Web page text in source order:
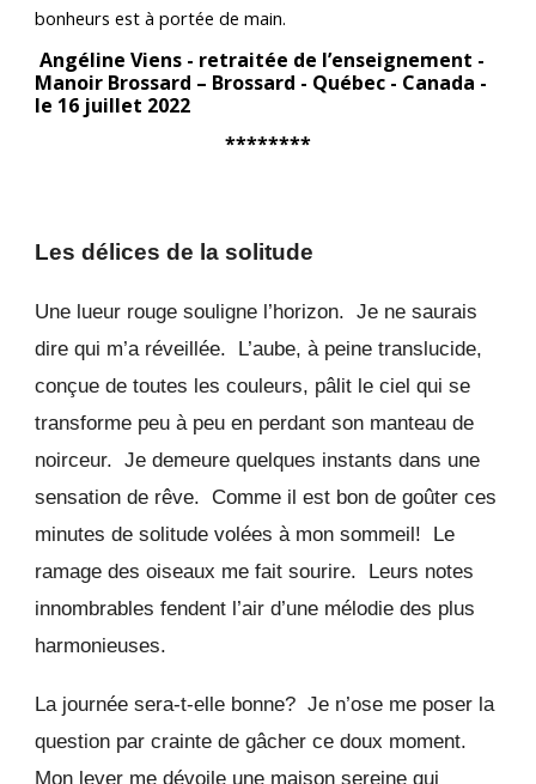
bonheurs est à portée de main.
Angéline Viens - retraitée de l’enseignement -
Manoir Brossard – Brossard - Québec - Canada -
le 16 juillet 2022
********
Les délices de la solitude
Une lueur rouge souligne l’horizon. Je ne saurais
dire qui m’a réveillée. L’aube, à peine translucide,
conçue de toutes les couleurs, pâlit le ciel qui se
transforme peu à peu en perdant son manteau de
noirceur. Je demeure quelques instants dans une
sensation de rêve. Comme il est bon de goûter ces
minutes de solitude volées à mon sommeil! Le
ramage des oiseaux me fait sourire. Leurs notes
innombrables fendent l’air d’une mélodie des plus
harmonieuses.
La journée sera-t-elle bonne? Je n’ose me poser la
question par crainte de gâcher ce doux moment.
Mon lever me dévoile une maison sereine qui